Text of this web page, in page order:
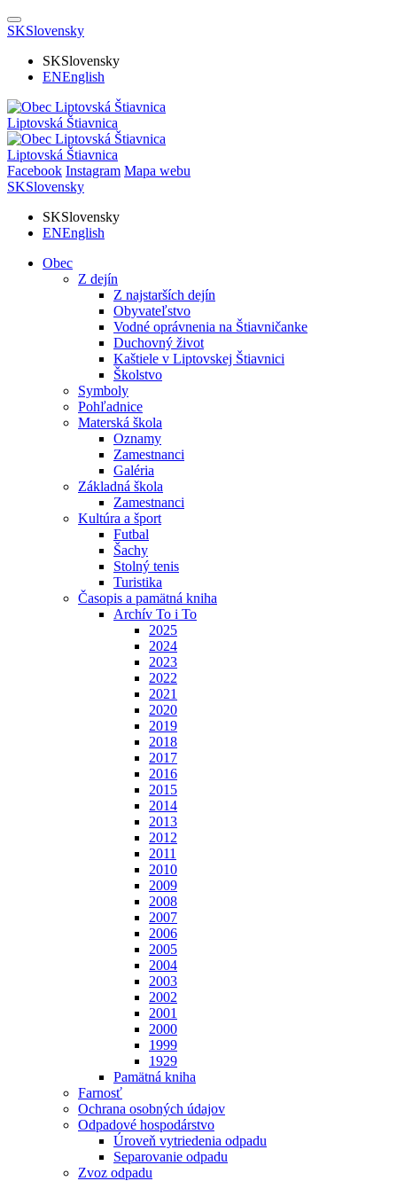
SKSlovensky
SKSlovensky
ENEnglish
Liptovská Štiavnica
Liptovská Štiavnica
Facebook Instagram Mapa webu
SKSlovensky
SKSlovensky
ENEnglish
Obec
Z dejín
Z najstarších dejín
Obyvateľstvo
Vodné oprávnenia na Štiavničanke
Duchovný život
Kaštiele v Liptovskej Štiavnici
Školstvo
Symboly
Pohľadnice
Materská škola
Oznamy
Zamestnanci
Galéria
Základná škola
Zamestnanci
Kultúra a šport
Futbal
Šachy
Stolný tenis
Turistika
Časopis a pamätná kniha
Archív To i To
2025
2024
2023
2022
2021
2020
2019
2018
2017
2016
2015
2014
2013
2012
2011
2010
2009
2008
2007
2006
2005
2004
2003
2002
2001
2000
1999
1929
Pamätná kniha
Farnosť
Ochrana osobných údajov
Odpadové hospodárstvo
Úroveň vytriedenia odpadu
Separovanie odpadu
Zvoz odpadu